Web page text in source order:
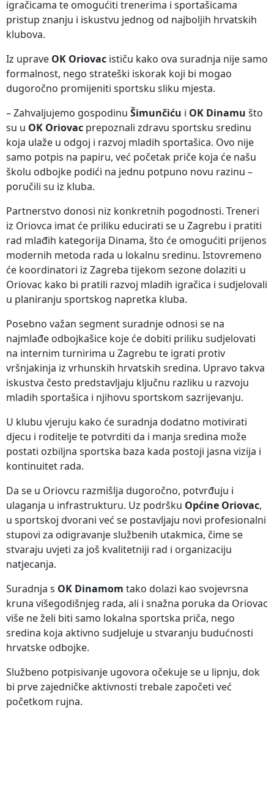
igračicama te omogućiti trenerima i sportašicama
pristup znanju i iskustvu jednog od najboljih hrvatskih
klubova.
Iz uprave OK Oriovac ističu kako ova suradnja nije samo
formalnost, nego strateški iskorak koji bi mogao
dugoročno promijeniti sportsku sliku mjesta.
– Zahvaljujemo gospodinu Šimunčiću i OK Dinamu što
su u OK Oriovac prepoznali zdravu sportsku sredinu
koja ulaže u odgoj i razvoj mladih sportašica. Ovo nije
samo potpis na papiru, već početak priče koja će našu
školu odbojke podići na jednu potpuno novu razinu –
poručili su iz kluba.
Partnerstvo donosi niz konkretnih pogodnosti. Treneri
iz Oriovca imat će priliku educirati se u Zagrebu i pratiti
rad mlađih kategorija Dinama, što će omogućiti prijenos
modernih metoda rada u lokalnu sredinu. Istovremeno
će koordinatori iz Zagreba tijekom sezone dolaziti u
Oriovac kako bi pratili razvoj mladih igračica i sudjelovali
u planiranju sportskog napretka kluba.
Posebno važan segment suradnje odnosi se na
najmlađe odbojkašice koje će dobiti priliku sudjelovati
na internim turnirima u Zagrebu te igrati protiv
vršnjakinja iz vrhunskih hrvatskih sredina. Upravo takva
iskustva često predstavljaju ključnu razliku u razvoju
mladih sportašica i njihovu sportskom sazrijevanju.
U klubu vjeruju kako će suradnja dodatno motivirati
djecu i roditelje te potvrditi da i manja sredina može
postati ozbiljna sportska baza kada postoji jasna vizija i
kontinuitet rada.
Da se u Oriovcu razmišlja dugoročno, potvrđuju i
ulaganja u infrastrukturu. Uz podršku Općine Oriovac,
u sportskoj dvorani već se postavljaju novi profesionalni
stupovi za odigravanje službenih utakmica, čime se
stvaraju uvjeti za još kvalitetniji rad i organizaciju
natjecanja.
Suradnja s OK Dinamom tako dolazi kao svojevrsna
kruna višegodišnjeg rada, ali i snažna poruka da Oriovac
više ne želi biti samo lokalna sportska priča, nego
sredina koja aktivno sudjeluje u stvaranju budućnosti
hrvatske odbojke.
Službeno potpisivanje ugovora očekuje se u lipnju, dok
bi prve zajedničke aktivnosti trebale započeti već
početkom rujna.